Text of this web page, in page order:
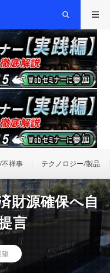
祥事 テクノロジー/製品
財源確保へ自
言
望